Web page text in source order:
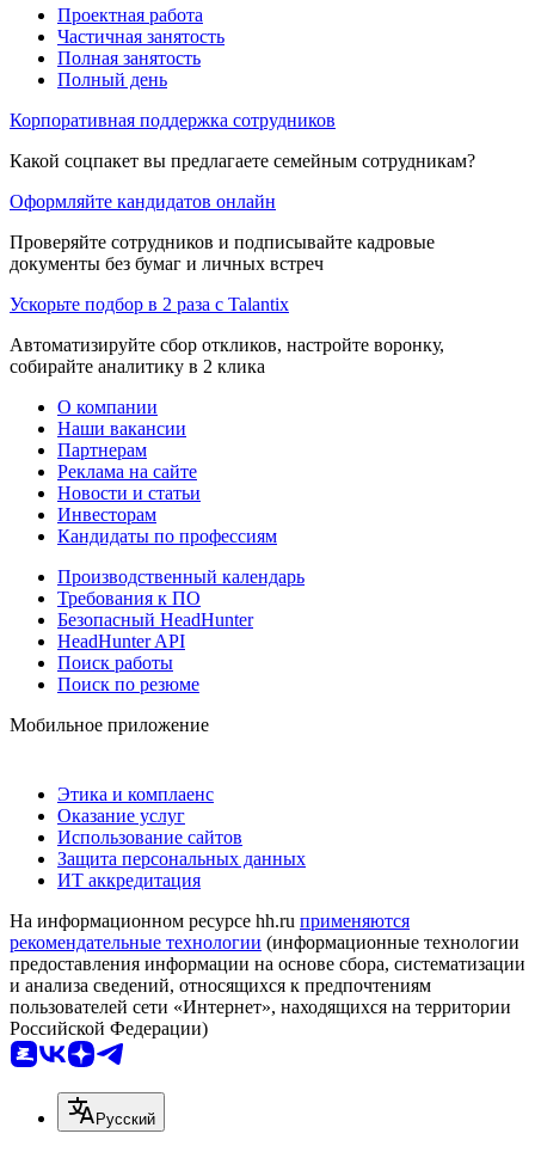
Проектная работа
Частичная занятость
Полная занятость
Полный день
Корпоративная поддержка сотрудников
Какой соцпакет вы предлагаете семейным сотрудникам?
Оформляйте кандидатов онлайн
Проверяйте сотрудников и подписывайте кадровые
документы без бумаг и личных встреч
Ускорьте подбор в 2 раза с Talantix
Автоматизируйте сбор откликов, настройте воронку,
собирайте аналитику в 2 клика
О компании
Наши вакансии
Партнерам
Реклама на сайте
Новости и статьи
Инвесторам
Кандидаты по профессиям
Производственный календарь
Требования к ПО
Безопасный HeadHunter
HeadHunter API
Поиск работы
Поиск по резюме
Мобильное приложение
Этика и комплаенс
Оказание услуг
Использование сайтов
Защита персональных данных
ИТ аккредитация
На информационном ресурсе hh.ru применяются
рекомендательные технологии (информационные технологии
предоставления информации на основе сбора, систематизации
и анализа сведений, относящихся к предпочтениям
пользователей сети «Интернет», находящихся на территории
Российской Федерации)
Русский